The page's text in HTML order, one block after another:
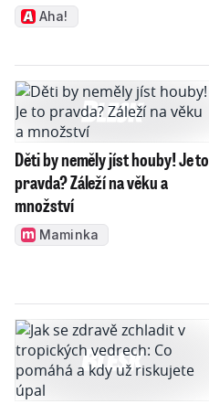
Aha!
Děti by neměly jíst houby! Je to
pravda? Záleží na věku a
množství
Maminka